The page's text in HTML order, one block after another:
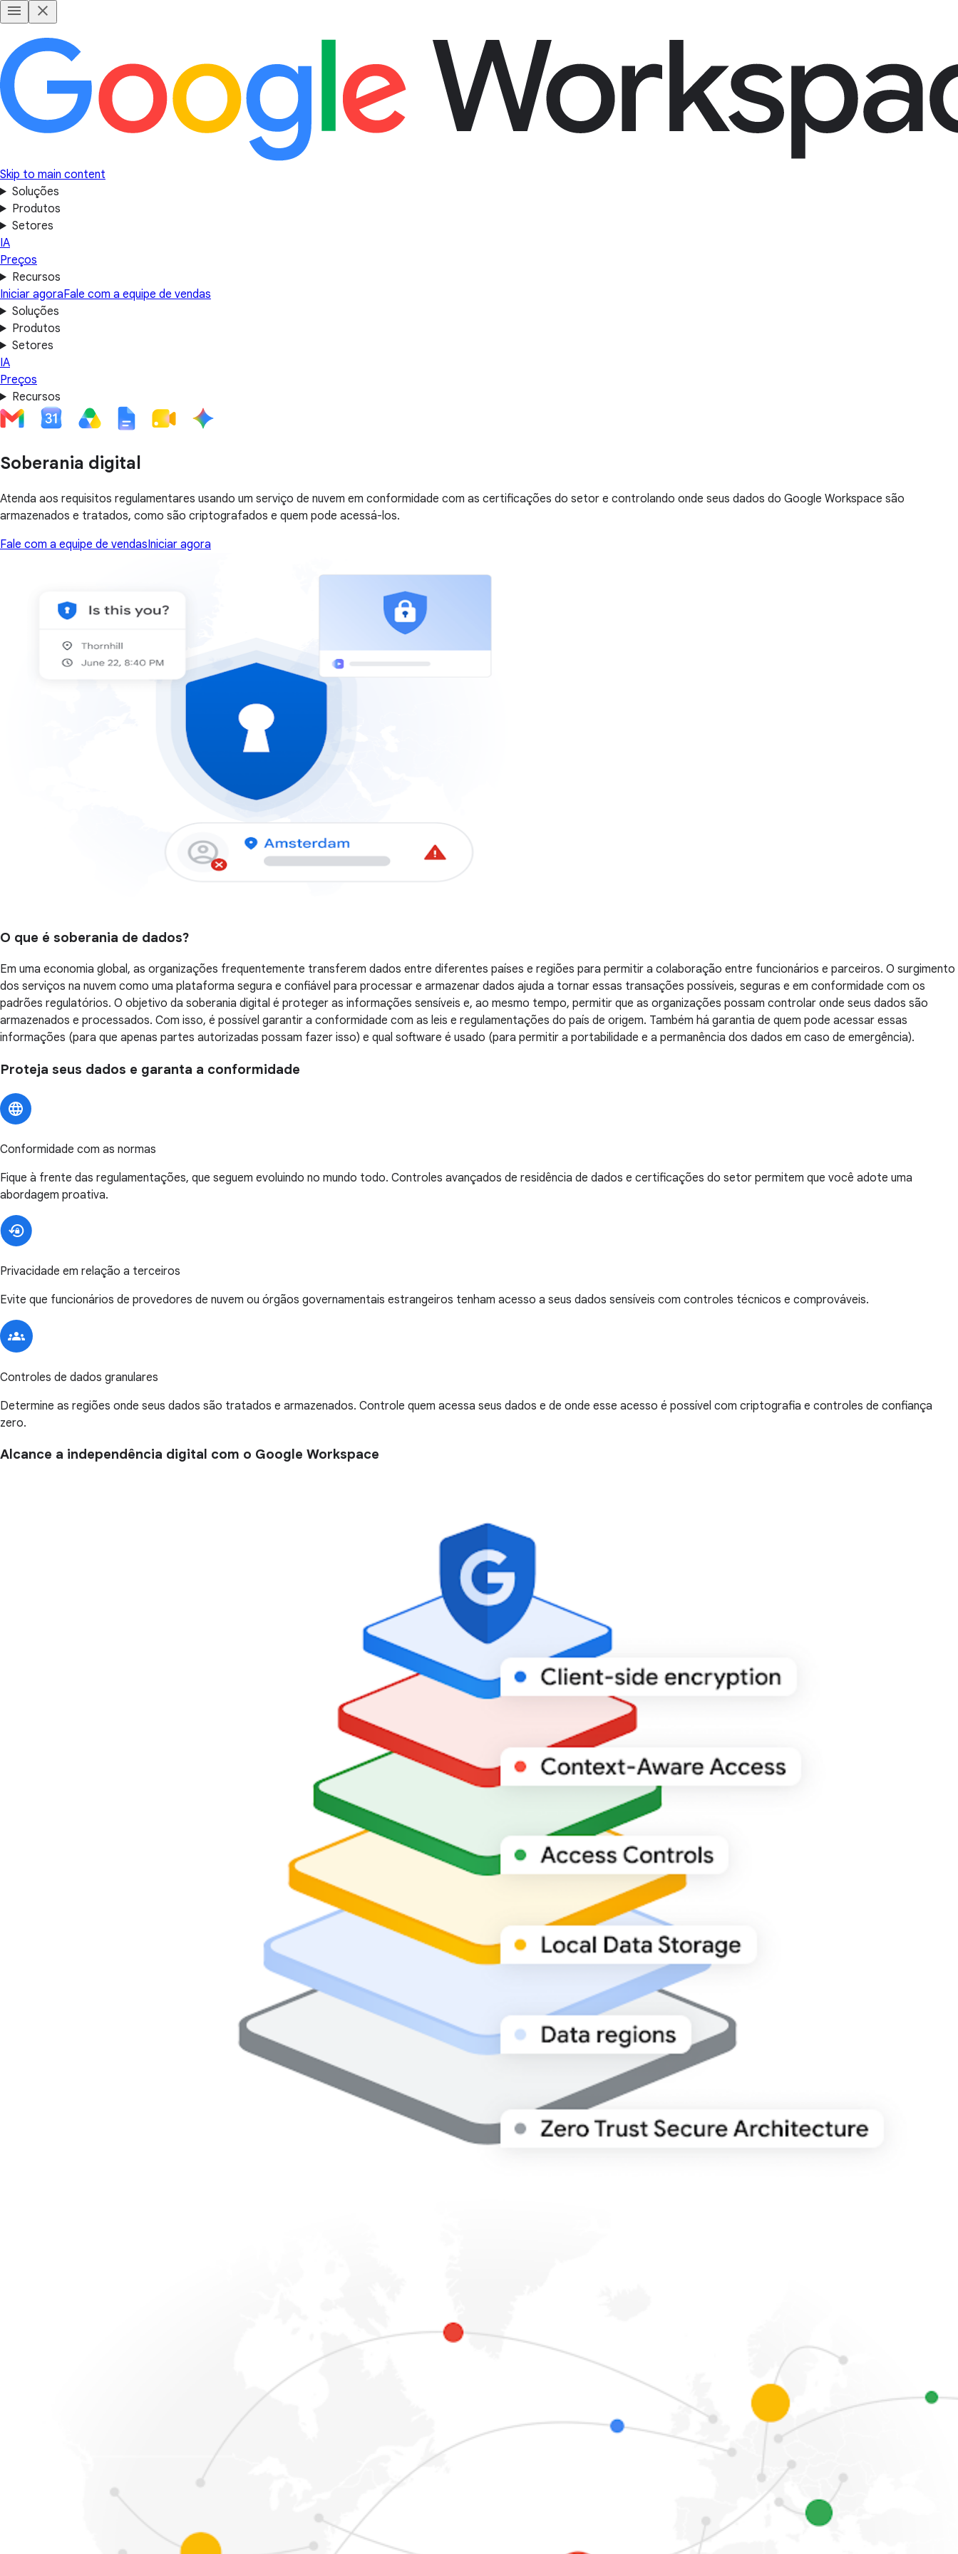
Skip to main content
Soluções
Produtos
Setores
IA
Preços
Recursos
Iniciar agoraFale com a equipe de vendas
Soluções
Produtos
Setores
IA
Preços
Recursos
Soberania digital
Atenda aos requisitos regulamentares usando um serviço de nuvem em conformidade com as certificações do setor e controlando onde seus dados do Google Workspace são
armazenados e tratados, como são criptografados e quem pode acessá-los.
Fale com a equipe de vendasIniciar agora
O que é soberania de dados?
Em uma economia global, as organizações frequentemente transferem dados entre diferentes países e regiões para permitir a colaboração entre funcionários e parceiros. O surgimento
dos serviços na nuvem como uma plataforma segura e confiável para processar e armazenar dados ajuda a tornar essas transações possíveis, seguras e em conformidade com os
padrões regulatórios. O objetivo da soberania digital é proteger as informações sensíveis e, ao mesmo tempo, permitir que as organizações possam controlar onde seus dados são
armazenados e processados. Com isso, é possível garantir a conformidade com as leis e regulamentações do país de origem. Também há garantia de quem pode acessar essas
informações (para que apenas partes autorizadas possam fazer isso) e qual software é usado (para permitir a portabilidade e a permanência dos dados em caso de emergência).
Proteja seus dados e garanta a conformidade
Conformidade com as normas
Fique à frente das regulamentações, que seguem evoluindo no mundo todo. Controles avançados de residência de dados e certificações do setor permitem que você adote uma
abordagem proativa.
Privacidade em relação a terceiros
Evite que funcionários de provedores de nuvem ou órgãos governamentais estrangeiros tenham acesso a seus dados sensíveis com controles técnicos e comprováveis.
Controles de dados granulares
Determine as regiões onde seus dados são tratados e armazenados. Controle quem acessa seus dados e de onde esse acesso é possível com criptografia e controles de confiança
zero.
Alcance a independência digital com o Google Workspace